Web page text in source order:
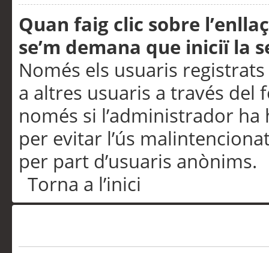
Quan faig clic sobre
se’m demana que iniciï la
Només els usuaris
a altres usuaris a través
només si l’administrador
per evitar l’ús
per part d’usuaris anònims.
Torna a l’inici